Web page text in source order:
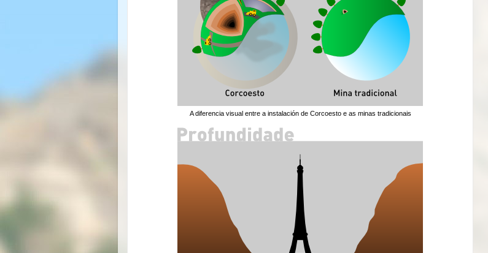
A diferencia visual entre a instalación de Corcoesto e as minas tradicionais